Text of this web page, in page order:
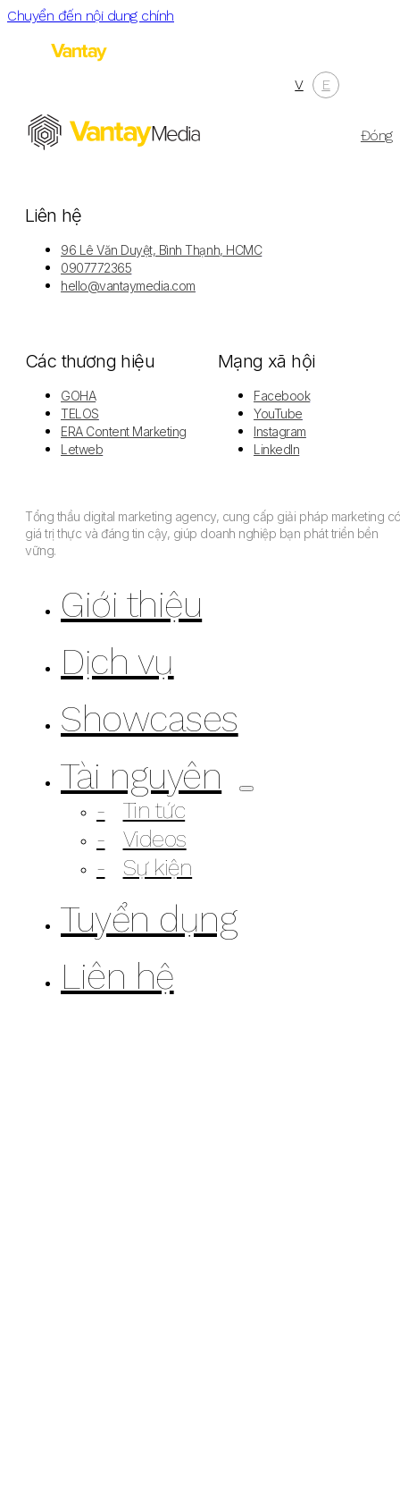
Chuyển đến nội dung chính
V E
Đóng
Liên hệ
96 Lê Văn Duyệt, Bình Thạnh, HCMC
0907772365
hello@vantaymedia.com
Các thương hiệu
GOHA
TELOS
ERA Content Marketing
Letweb
Mạng xã hội
Facebook
YouTube
Instagram
LinkedIn
Tổng thầu digital marketing agency, cung cấp giải pháp marketing
giá trị thực và đáng tin cậy, giúp doanh nghiệp bạn phát triển bền
vững.
Giới thiệu
Dịch vụ
Showcases
Tài nguyên
Tin tức
Videos
Sự kiện
Tuyển dụng
Liên hệ